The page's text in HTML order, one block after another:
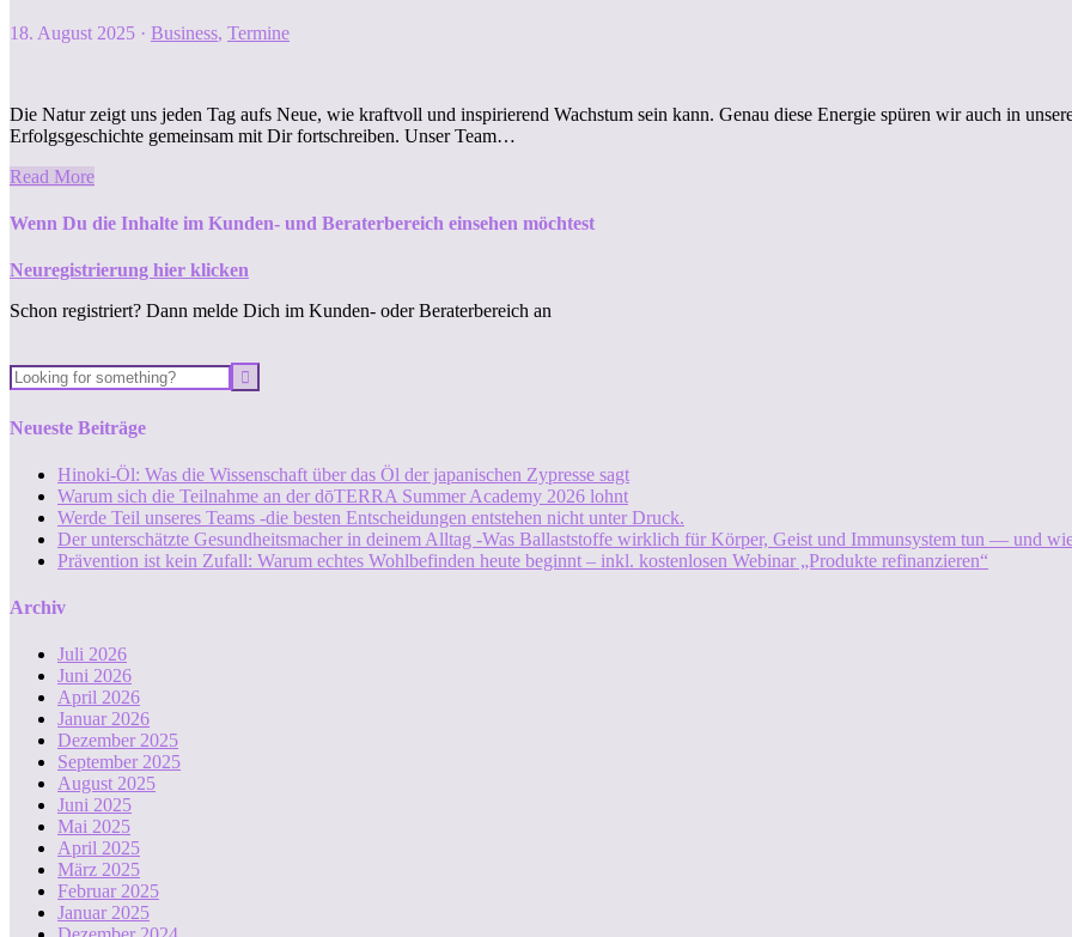
18. August 2025 · Business, Termine
Die Natur zeigt uns jeden Tag aufs Neue, wie kraftvoll und inspirierend Wachstum sein kann. Genau diese Energie spüren wir auch in
Erfolgsgeschichte gemeinsam mit Dir fortschreiben. Unser Team…
Read More
Wenn Du die Inhalte im Kunden- und Beraterbereich einsehen möchtest
Neuregistrierung hier klicken
Schon registriert? Dann melde Dich im Kunden- oder Beraterbereich an
Neueste Beiträge
Hinoki-Öl: Was die Wissenschaft über das Öl der japanischen Zypresse sagt
Warum sich die Teilnahme an der dōTERRA Summer Academy 2026 lohnt
Werde Teil unseres Teams -die besten Entscheidungen entstehen nicht unter Druck.
Der unterschätzte Gesundheitsmacher in deinem Alltag -Was Ballaststoffe wirklich für Körper, Geist und Immunsystem tun — und
Prävention ist kein Zufall: Warum echtes Wohlbefinden heute beginnt – inkl. kostenlosen Webinar „Produkte refinanzieren“
Archiv
Juli 2026
Juni 2026
April 2026
Januar 2026
Dezember 2025
September 2025
August 2025
Juni 2025
Mai 2025
April 2025
März 2025
Februar 2025
Januar 2025